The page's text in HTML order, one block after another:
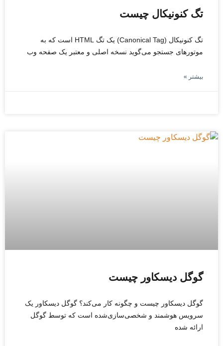
تگ کنونیکال چیست
تگ کنونیکال (Canonical Tag) یک تگ HTML است که به
موتورهای جستجو می‌گوید نسخه اصلی و معتبر یک صفحه وب
بیشتر »
گوگل دیسکاور چیست
گوگل دیسکاور چیست و چگونه کار می‌کند؟ گوگل دیسکاور یک
سرویس هوشمند و شخصی‌سازی‌شده است که توسط گوگل
ارائه شده